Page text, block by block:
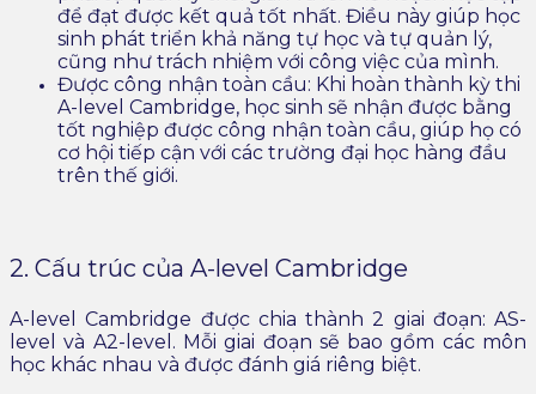
để đạt được kết quả tốt nhất. Điều này giúp học
sinh phát triển khả năng tự học và tự quản lý,
cũng như trách nhiệm với công việc của mình.
Được công nhận toàn cầu: Khi hoàn thành kỳ thi
A-level Cambridge, học sinh sẽ nhận được bằng
tốt nghiệp được công nhận toàn cầu, giúp họ có
cơ hội tiếp cận với các trường đại học hàng đầu
trên thế giới.
2. Cấu trúc của A-level Cambridge
A-level Cambridge được chia thành 2 giai đoạn: AS-
level và A2-level. Mỗi giai đoạn sẽ bao gồm các môn
học khác nhau và được đánh giá riêng biệt.